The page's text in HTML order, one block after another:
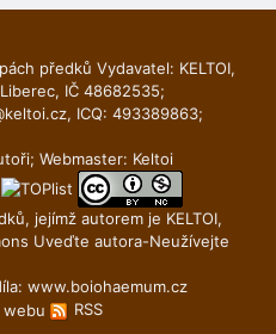
předků Vydavatel: KELTOI,
IČ 48682535;
, ICQ: 493389863;
Webmaster: Keltoi
jejímž autorem je KELTOI,
Uveďte autora-Neuží­vejte
www.boiohaemum.cz
RSS